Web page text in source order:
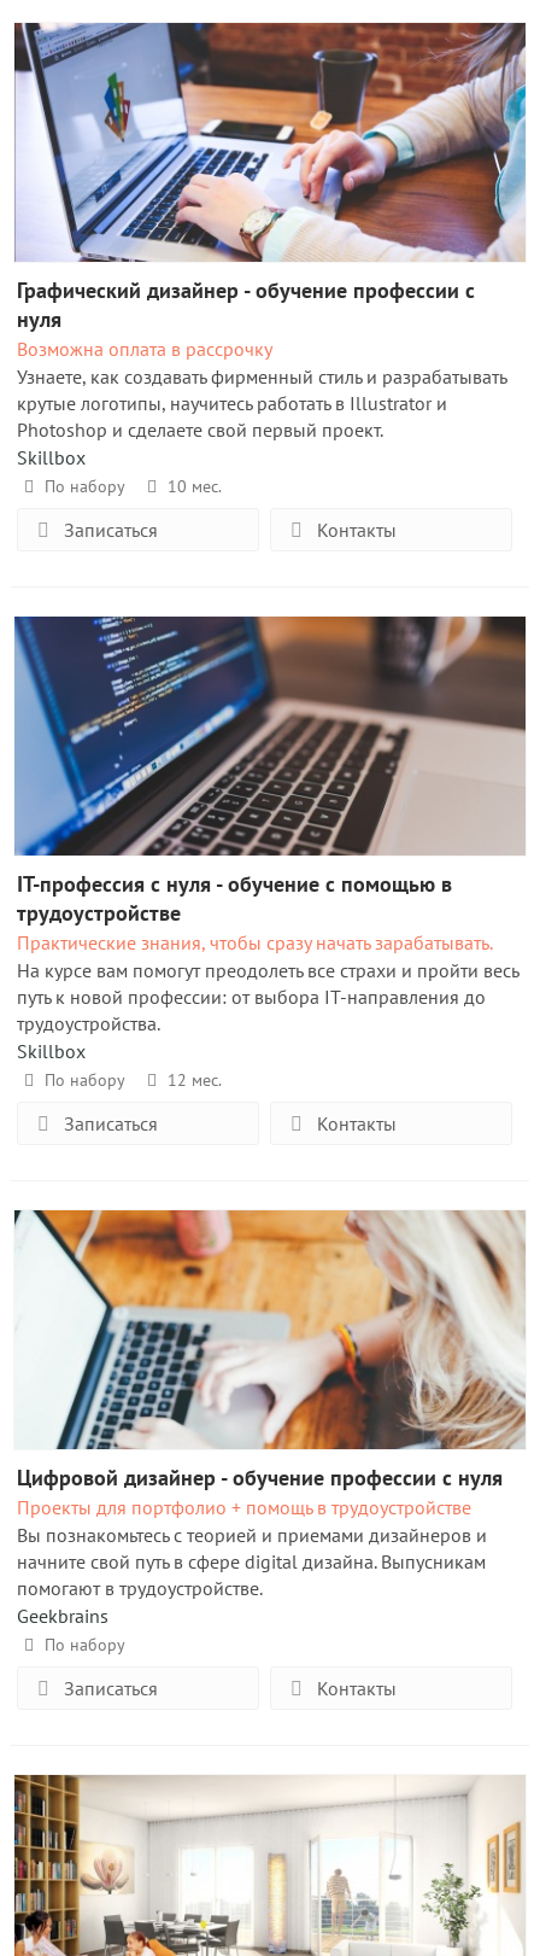
Графический дизайнер - обучение профессии с
нуля
Возможна оплата в рассрочку
Узнаете, как создавать фирменный стиль и разрабатывать
крутые логотипы, научитесь работать в Illustrator и
Photoshop и сделаете свой первый проект.
Skillbox
По набору 10 мес.
Записаться Контакты
IT-профессия с нуля - обучение с помощью в
трудоустройстве
Практические знания, чтобы сразу начать зарабатывать.
На курсе вам помогут преодолеть все страхи и пройти весь
путь к новой профессии: от выбора IT-направления до
трудоустройства.
Skillbox
По набору 12 мес.
Записаться Контакты
Цифровой дизайнер - обучение профессии с нуля
Проекты для портфолио + помощь в трудоустройстве
Вы познакомьтесь с теорией и приемами дизайнеров и
начните свой путь в сфере digital дизайна. Выпусникам
помогают в трудоустройстве.
Geekbrains
По набору
Записаться Контакты